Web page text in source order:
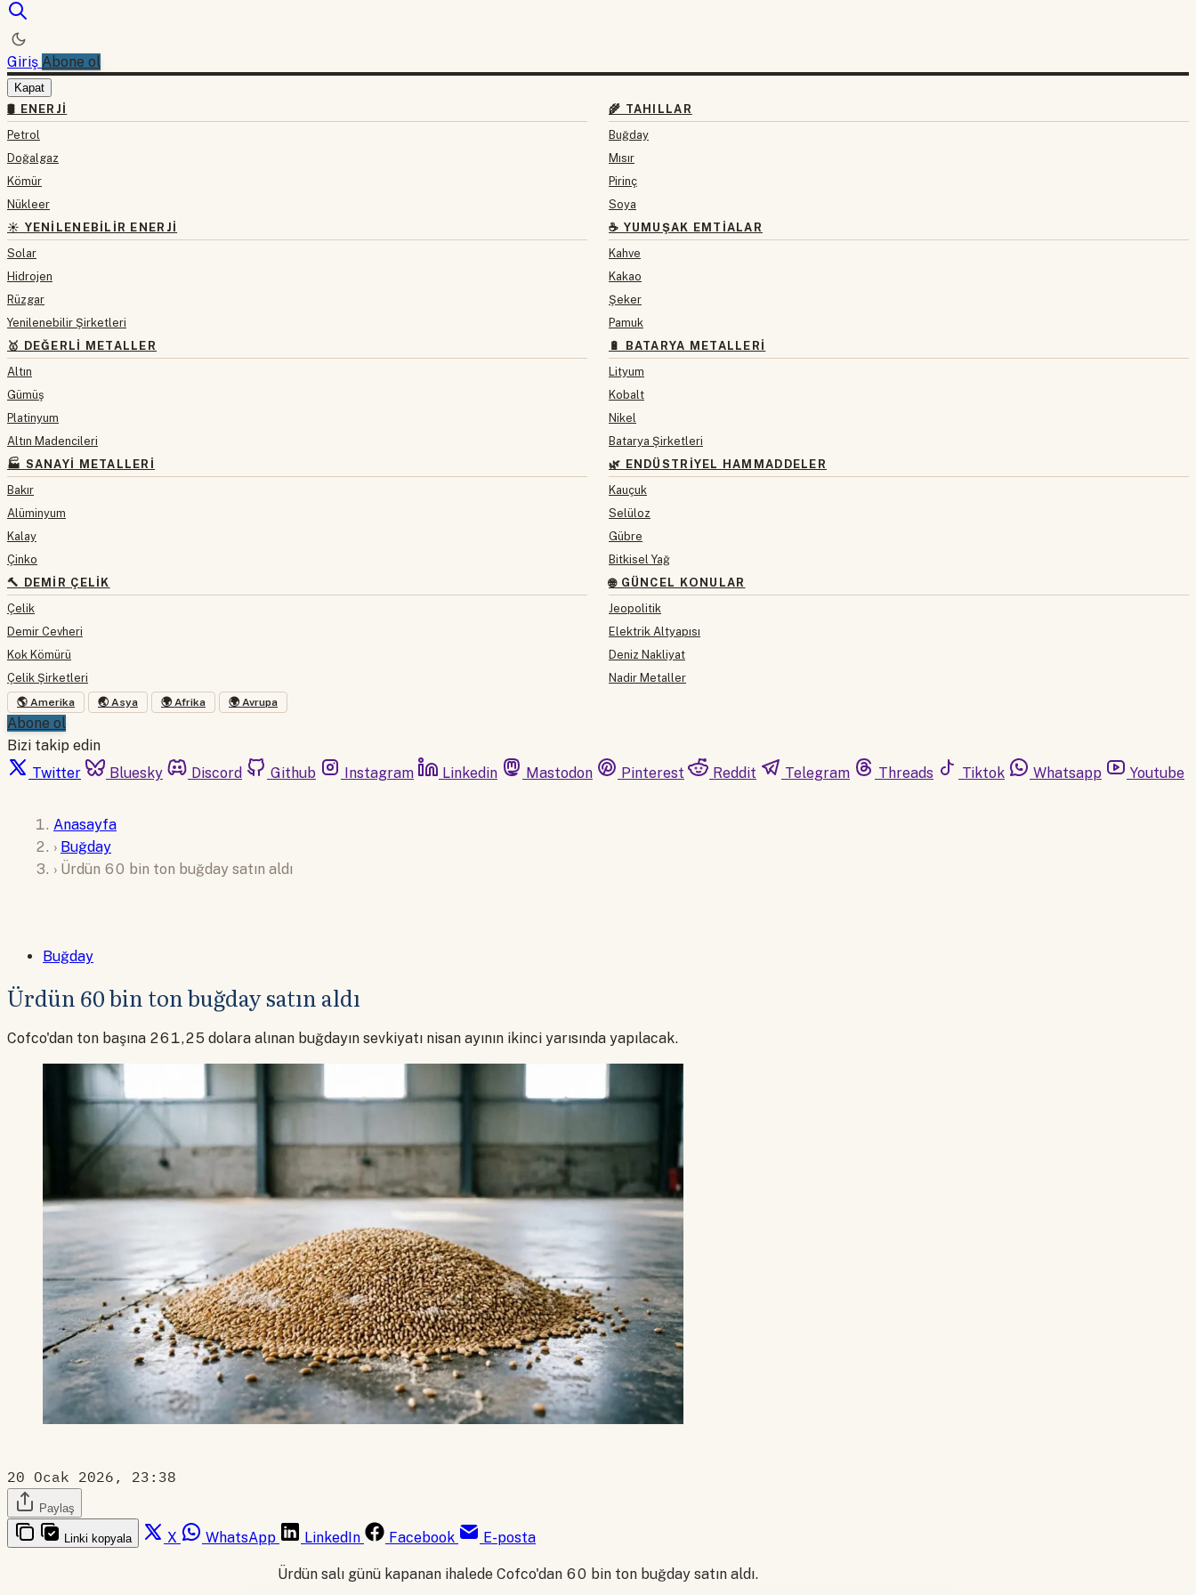
Giriş Abone ol
Kapat
🛢 ENERJI
Petrol
Doğalgaz
Kömür
Nükleer
☀️ YENILENEBILIR ENERJI
Solar
Hidrojen
Rüzgar
Yenilenebilir Şirketleri
🥇 DEĞERLI METALLER
Altın
Gümüş
Platinyum
Altın Madencileri
🏭 SANAYI METALLERI
Bakır
Alüminyum
Kalay
Çinko
🔨 DEMIR ÇELIK
Çelik
Demir Cevheri
Kok Kömürü
Çelik Şirketleri
🌾 TAHILLAR
Buğday
Mısır
Pirinç
Soya
☕ YUMUŞAK EMTIALAR
Kahve
Kakao
Şeker
Pamuk
🔋 BATARYA METALLERI
Lityum
Kobalt
Nikel
Batarya Şirketleri
🌿 ENDÜSTRIYEL HAMMADDELER
Kauçuk
Selüloz
Gübre
Bitkisel Yağ
🌐 GÜNCEL KONULAR
Jeopolitik
Elektrik Altyapısı
Deniz Nakliyat
Nadir Metaller
🌎 Amerika 🌏 Asya 🌍 Afrika 🌍 Avrupa
Abone ol
Bizi takip edin
Twitter
Bluesky Discord Github Instagram Linkedin Mastodon Pinterest Reddit Telegram Threads Tiktok Whatsapp Youtube
Anasayfa
› Buğday
› Ürdün 60 bin ton buğday satın aldı
Buğday
Ürdün 60 bin ton buğday satın aldı
Cofco'dan ton başına 261,25 dolara alınan buğdayın sevkiyatı nisan ayının ikinci yarısında yapılacak.
20 Ocak 2026, 23:38
Paylaş
Linki kopyala X WhatsApp LinkedIn Facebook E-posta
Ürdün salı günü kapanan ihalede Cofco'dan 60 bin ton buğday satın aldı.